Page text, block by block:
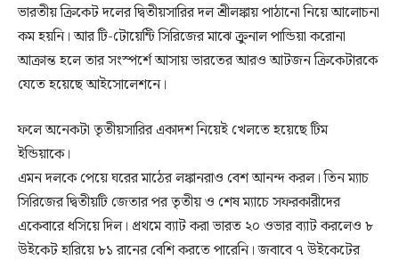
ভারতীয় ক্রিকেট দলের দ্বিতীয়সারির দল শ্রীলঙ্কায় পাঠানো নিয়ে আলোচনা
কম হয়নি। আর টি-টোয়েন্টি সিরিজের মাঝে ক্রুনাল পান্ডিয়া করোনা
আক্রান্ত হলে তার সংস্পর্শে আসায় ভারতের আরও আটজন ক্রিকেটারকে
যেতে হয়েছে আইসোলেশনে।
ফলে অনেকটা তৃতীয়সারির একাদশ নিয়েই খেলতে হয়েছে টিম
ইন্ডিয়াকে।
এমন দলকে পেয়ে ঘরের মাঠের লঙ্কানরাও বেশ আনন্দ করল। তিন ম্যাচ
সিরিজের দ্বিতীয়টি জেতার পর তৃতীয় ও শেষ ম্যাচে সফরকারীদের
একেবারে ধসিয়ে দিল। প্রথমে ব্যাট করা ভারত ২০ ওভার ব্যাট করলেও ৮
উইকেট হারিয়ে ৮১ রানের বেশি করতে পারেনি। জবাবে ৭ উইকেটের